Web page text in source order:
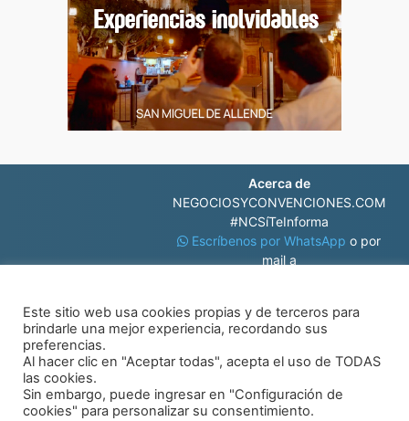
Acerca de
NEGOCIOSYCONVENCIONES.COM
#NCSíTeInforma
Escríbenos por WhatsAppo por
mail a
© Negocios y Convenciones
Este sitio web usa cookies propias y de terceros para
brindarle una mejor experiencia, recordando sus
preferencias.
Al hacer clic en "Aceptar todas", acepta el uso de TODAS
las cookies.
Sin embargo, puede ingresar en "Configuración de
cookies" para personalizar su consentimiento.